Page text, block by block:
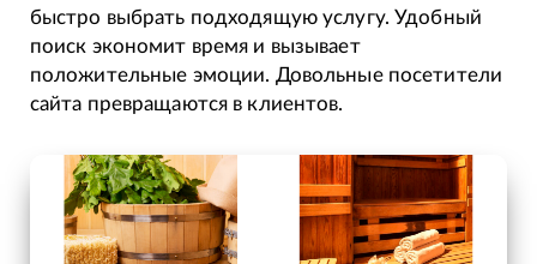
быстро выбрать подходящую услугу. Удобный
поиск экономит время и вызывает
положительные эмоции. Довольные посетители
сайта превращаются в клиентов.